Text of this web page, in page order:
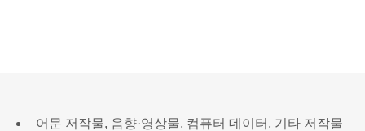
어문 저작물, 음향·영상물, 컴퓨터 데이터, 기타 저작물